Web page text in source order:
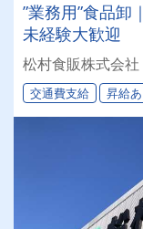
”業務用”食品
未経験大歓迎
松村食販株式会社
交通費支給 昇給あ